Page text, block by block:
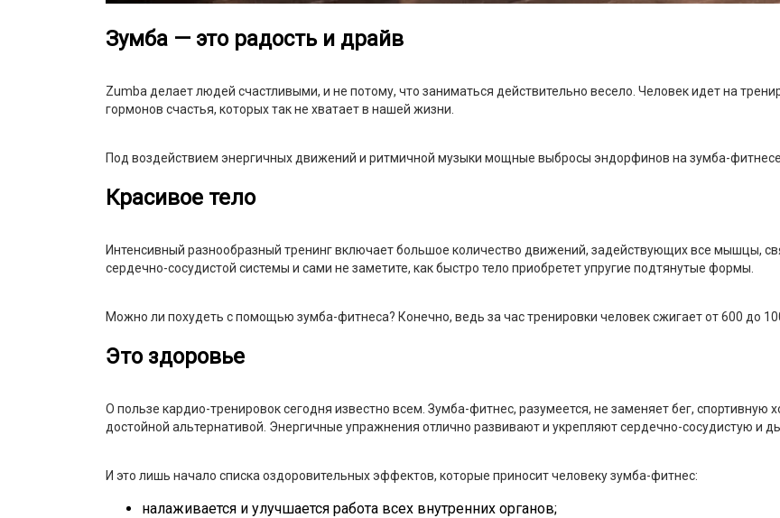
Зумба — это радость и драйв
Zumba делает людей счастливыми, и не потому, что заниматься действительно весело. Человек идет на
гормонов счастья, которых так не хватает в нашей жизни.
Под воздействием энергичных движений и ритмичной музыки мощные выбросы эндорфинов на зумба-фитнесе
Красивое тело
Интенсивный разнообразный тренинг включает большое количество движений, задействующих все мышцы,
сердечно-сосудистой системы и сами не заметите, как быстро тело приобретет упругие подтянутые формы.
Можно ли похудеть с помощью зумба-фитнеса? Конечно, ведь за час тренировки человек сжигает от 600 до
Это здоровье
О пользе кардио-тренировок сегодня известно всем. Зумба-фитнес, разумеется, не заменяет бег,
достойной альтернативой. Энергичные упражнения отлично развивают и укрепляют сердечно-сосудистую и
И это лишь начало списка оздоровительных эффектов, которые приносит человеку зумба-фитнес:
налаживается и улучшается работа всех внутренних органов;